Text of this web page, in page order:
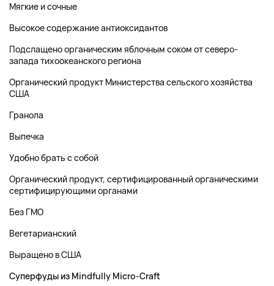
Мягкие и сочные
Высокое содержание антиоксидантов
Подслащено органическим яблочным соком от северо-
запада тихоокеанского региона
Органический продукт Министерства сельского хозяйства
США
Гранола
Выпечка
Удобно брать с собой
Органический продукт, сертифицированный органическими
сертифицирующими органами
Без ГМО
Вегетарианский
Выращено в США
Суперфуды из Mindfully Micro-Craft